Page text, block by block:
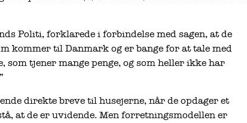
Politi, forklarede i forbindelse med sagen, at de
kommer til Danmark og er bange for at tale med
tjener mange penge, og som heller ikke har
direkte breve til husejerne, når de opdager et
at de er uvidende. Men forretningsmodellen er